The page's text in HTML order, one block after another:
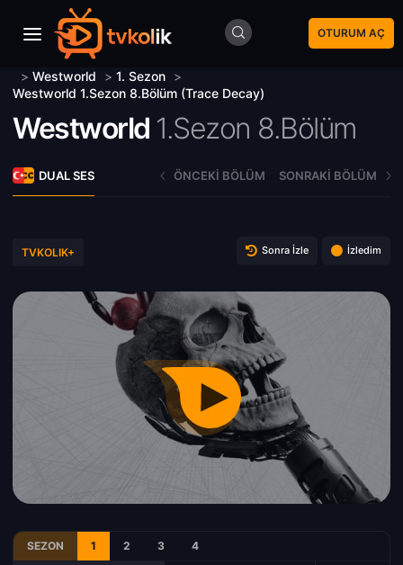
OTURUM AÇ
> Westworld > 1. Sezon >
Westworld 1.Sezon 8.Bölüm (Trace Decay)
Westworld 1.Sezon 8.Bölüm
DUAL SES ÖNCEKI BÖLÜM SONRAKI BÖLÜM
TVKOLIK+ Sonra İzle İzledim
SEZON 1 2 3 4